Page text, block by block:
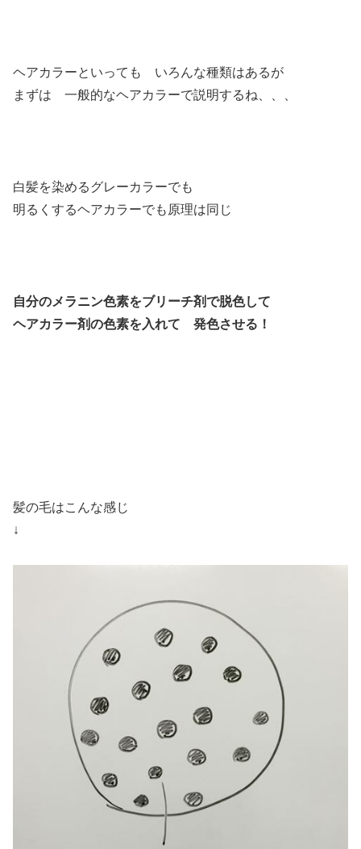
ヘアカラーといっても いろんな種類はあるが
まずは 一般的なヘアカラーで説明するね、、、
白髪を染めるグレーカラーでも
明るくするヘアカラーでも原理は同じ
自分のメラニン色素をブリーチ剤で脱色して
ヘアカラー剤の色素を入れて 発色させる！
髪の毛はこんな感じ
↓